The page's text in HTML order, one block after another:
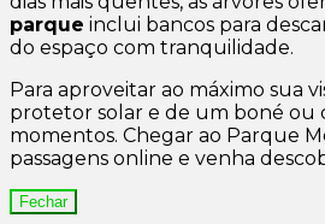
parque inclui bancos para
do espaço com tranquilidade.
Para aproveitar ao máximo sua
protetor solar e de um boné ou
momentos. Chegar ao Parque
passagens online e venha
Fechar